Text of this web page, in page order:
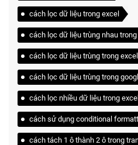
cách lọc dữ liệu trong excel
cách lọc dữ liệu trùng nhau
cách lọc dữ liệu trùng trong excel
cách lọc dữ liệu trùng trong
cách lọc nhiều dữ liệu trong excel
cách sử dụng conditional
cách tách 1 ô thành 2 ô trong